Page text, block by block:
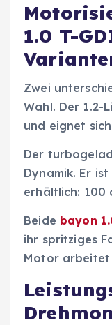
1.0 T-
Zwei
Wahl. Der 1.2-
und eignet
Der
Dynamik. Er
erhältlich: 100
Beide bayon
ihr spritziges
Motor arbeitet